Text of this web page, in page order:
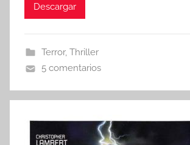
Descargar
Terror, Thriller
5 comentarios